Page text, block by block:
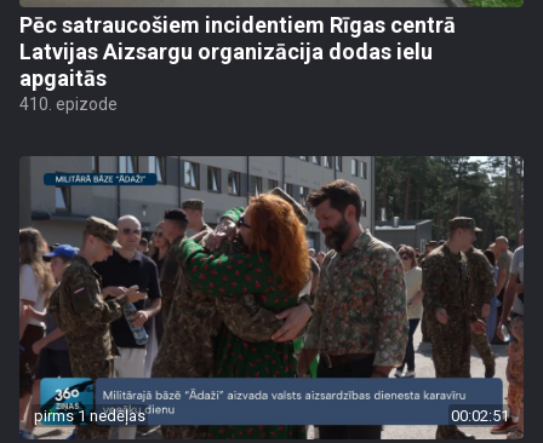
Pēc satraucošiem incidentiem Rīgas centrā
Latvijas Aizsargu organizācija dodas ielu
apgaitās
410. epizode
pirms 1 nedēļas 00:02:51